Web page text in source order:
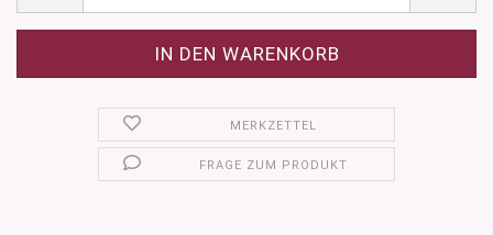
MERKZETTEL
FRAGE ZUM PRODUKT